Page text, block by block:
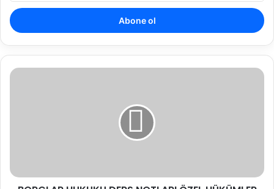
adresinizi
giriniz
BORÇLAR
-